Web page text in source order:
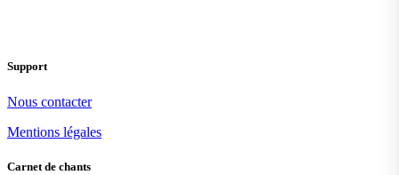
Support
Nous contacter
Mentions légales
Carnet de chants